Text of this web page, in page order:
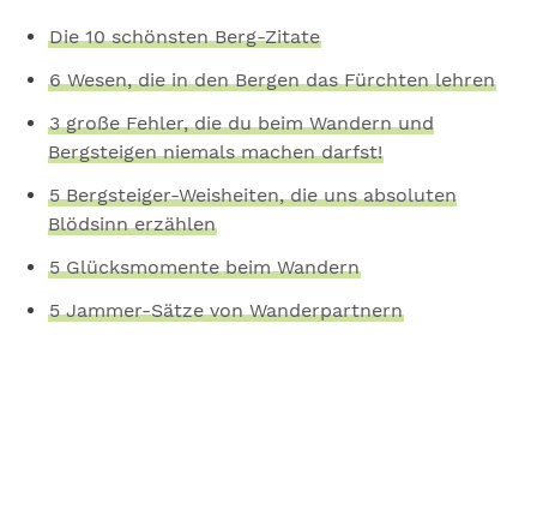
Die 10 schönsten Berg-Zitate
6 Wesen, die in den Bergen das Fürchten lehren
3 große Fehler, die du beim Wandern und
Bergsteigen niemals machen darfst!
5 Bergsteiger-Weisheiten, die uns absoluten
Blödsinn erzählen
5 Glücksmomente beim Wandern
5 Jammer-Sätze von Wanderpartnern